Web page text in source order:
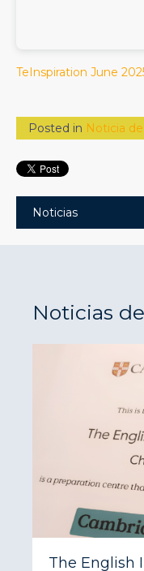
TeInspiration June
Posted in Noticia
Noticias
Noticias
The English